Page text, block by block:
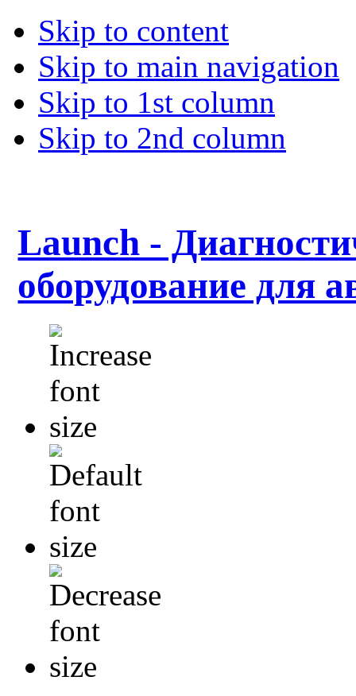
Skip to content
Skip to main navigation
Skip to 1st column
Skip to 2nd column
Launch -
оборудование для